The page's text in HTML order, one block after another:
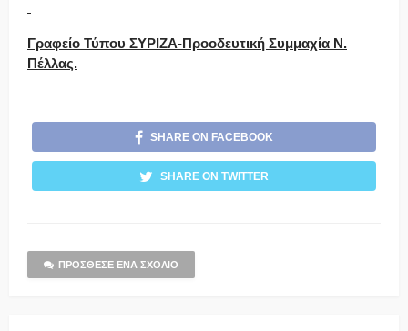
Γραφείο Τύπου ΣΥΡΙΖΑ-Προοδευτική Συμμαχία Ν.
Πέλλας.
SHARE ON FACEBOOK
SHARE ON TWITTER
ΠΡΌΣΘΕΣΕ ΈΝΑ ΣΧΌΛΙΟ